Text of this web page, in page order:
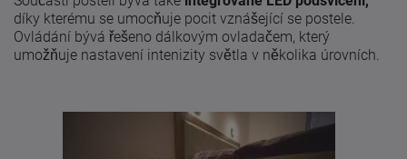
díky kterému se umocňuje pocit vznášející se postele.
Ovládání bývá řešeno dálkovým ovladačem, který
umožňuje nastavení intenizity světla v několika úrovních.